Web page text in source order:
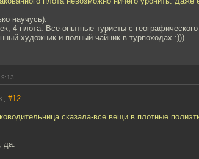
научусь).
4 плота. Все-опытные туристы с
художник и полный чайник в турпоходах.:)))
#12
сказала-все вещи в плотные
да.